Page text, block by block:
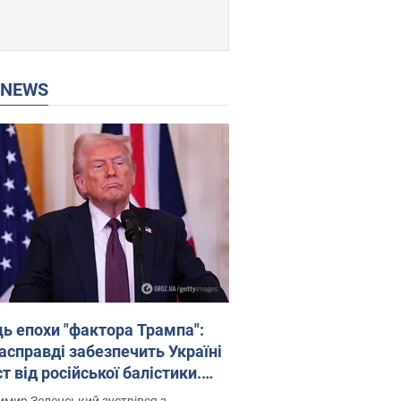
NEWS
епохи "фактора Трампа":
забезпечить Україні
від російської балістики.
з Безсмертним